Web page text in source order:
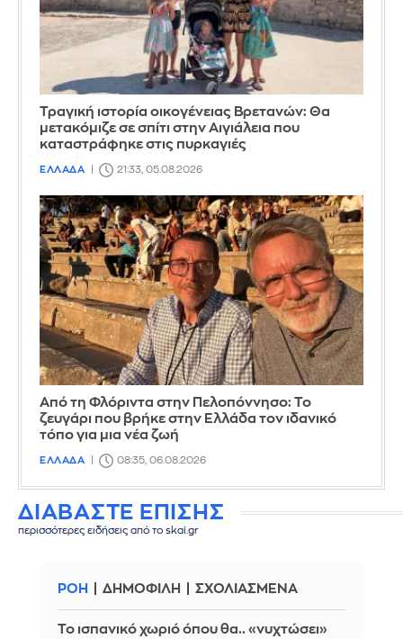
Τραγική ιστορία οικογένειας Βρετανών: Θα
μετακόμιζε σε σπίτι στην Αιγιάλεια που
καταστράφηκε στις πυρκαγιές
ΕΛΛΑΔΑ 21:33, 05.08.2026
Από τη Φλόριντα στην Πελοπόννησο: Το
ζευγάρι που βρήκε στην Ελλάδα τον ιδανικό
τόπο για μια νέα ζωή
ΕΛΛΑΔΑ 08:35, 06.08.2026
ΔΙΑΒΑΣΤΕ ΕΠΙΣΗΣ
περισσότερες ειδήσεις από το skai.gr
ΡΟΗ ΔΗΜΟΦΙΛΗ ΣΧΟΛΙΑΣΜΕΝΑ
Το ισπανικό χωριό όπου θα.. «νυχτώσει»